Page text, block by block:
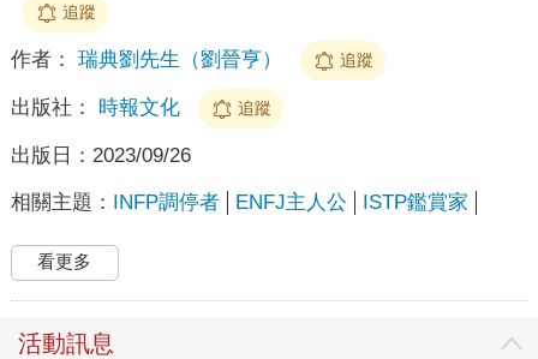
追蹤
作者： 瑞典劉先生（劉晉亨） 追蹤
出版社： 時報文化 追蹤
出版日： 2023/09/26
相關主題： INFP調停者 ENFJ主人公 ISTP鑑賞家
看更多
活動訊息